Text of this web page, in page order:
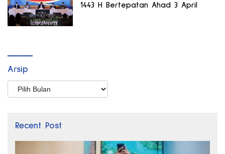
1443 H Bertepatan Ahad 3 April
Arsip
Arsip
Recent Post